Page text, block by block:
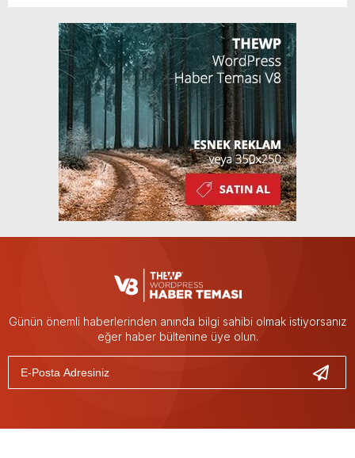
Günün önemli haberlerinden anında bilgi sahibi olmak istiyorsanız
eğer haber bültenine üye olun.